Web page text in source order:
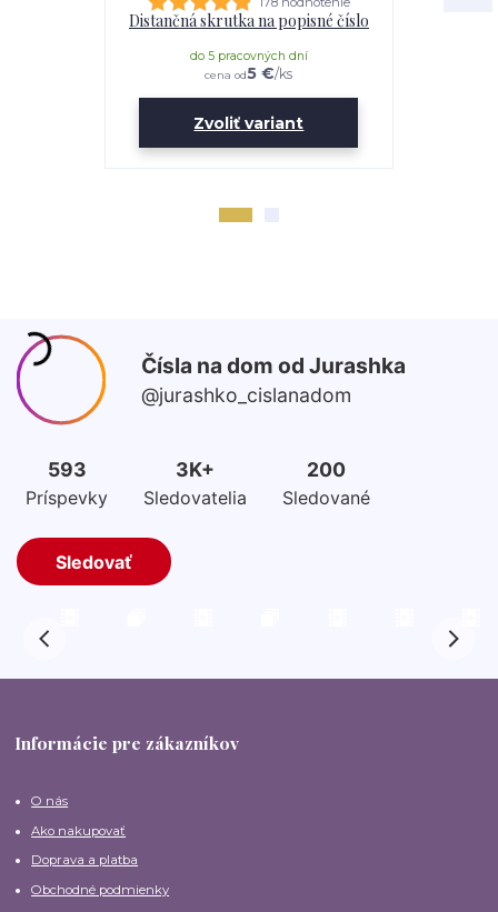
Distančná skrutka na popisné číslo
cena od5 €/ks
do 5 pracovných dní
Zvoliť variant
Informácie pre zákazníkov
O nás
Ako nakupovať
Doprava a platba
Obchodné podmienky